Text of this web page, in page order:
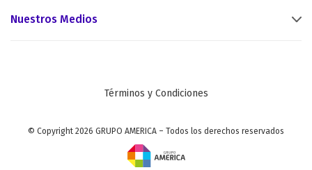
Nuestros Medios
Términos y Condiciones
© Copyright 2026 GRUPO AMERICA – Todos los derechos reservados